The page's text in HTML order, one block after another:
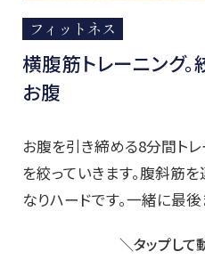
フィットネス
横腹筋トレーニング
お腹
お腹を引き締める8分間トレ
を絞っていきます。腹斜筋
なりハードです。一緒に最後
＼タップし